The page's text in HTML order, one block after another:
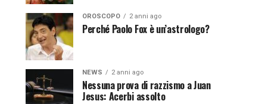
OROSCOPO 2 anni ago
Perché Paolo Fox è un’astrologo?
NEWS 2 anni ago
Nessuna prova di razzismo a Juan
Jesus: Acerbi assolto